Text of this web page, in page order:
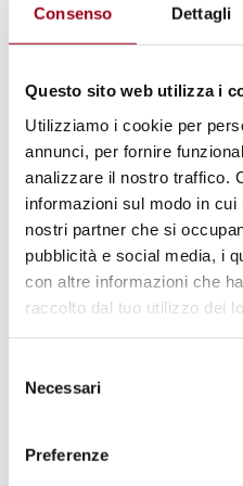
Consenso Dettagli
Questo sito web utilizza i
Utilizziamo i cookie per
annunci, per fornire
analizzare il nostro traffico.
informazioni sul modo in
nostri partner che si
pubblicità e social media, i
con altre informazioni che
raccolto dal tuo utilizzo dei
delNecessari
Preferenze
inclusivi e incentrati
combattendo e
dell’Agenda 2030.
Il Corso eroga 10
di attività formative e
individuale.
L’inizio
giorno 5 maggio 2022 ,
ottobre-novembre
Le lezioni si
ogni 15 giorni; in
consisterà nella